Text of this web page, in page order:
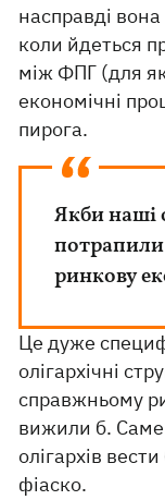
насправді
коли йдеться
між ФПГ (для
економічні
пирога.
Якби наші
ринкову
Це дуже
олігархічні
справжньому
вижили б. Саме
олігархів
фіаско.